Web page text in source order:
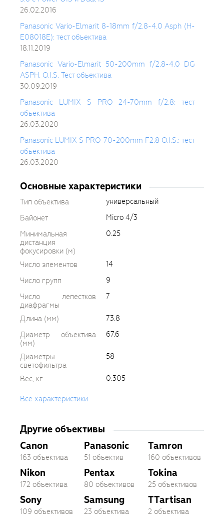
26.02.2016
Panasonic Vario-Elmarit 8-18mm f/2.8-4.0 Asph (H-
E08018E): тест объектива
18.11.2019
Panasonic Vario-Elmarit 50-200mm f/2.8-4.0 DG
ASPH. O.I.S. Тест объектива
30.09.2019
Panasonic LUMIX S PRO 24-70mm f/2.8: тест
объектива
26.03.2020
Panasonic LUMIX S PRO 70-200mm F2.8 O.I.S.: тест
объектива
26.03.2020
Основные характеристики
Тип объектива
универсальный
Байонет
Micro 4/3
Минимальная
дистанция
фокусировки (м)
0.25
Число элементов
14
Число групп
9
Число лепестков
диафрагмы
7
Длина (мм)
73.8
Диаметр объектива
(мм)
67.6
Диаметры
светофильтра
58
Вес, кг 0.305
Все характеристики
Другие объективы
Canon
163 объектива
Nikon
172 объектива
Sony
109 объективов
Panasonic
51 объектив
Pentax
80 объективов
Samsung
23 объектива
Tamron
160 объективов
Tokina
25 объективов
TTartisan
2 объектива